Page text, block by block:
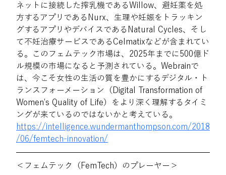
ネットに接続した搾乳機であるWillow、避妊薬を処
方するアプリであるNurx、生理や妊娠をトラッキン
グするアプリやデバイスであるNatural Cycles、そし
て不妊治療サービスであるCelmatixなどが含まれてい
る。このフェムテック市場は、2025年までに500億ド
ル規模の市場になると予測されている。Webrainで
は、今こそ女性の生活の質を豊かにするデジタル・ト
ランスフォーメーション（Digital Transformation of
Women’s Quality of Life）をより深く理解するタイミ
ングが来ているのではないかと考えている。
https://intelligence.wundermanthompson.com/2018
/06/femtech-innovation/
＜フェムテック（FemTech）のプレーヤー＞